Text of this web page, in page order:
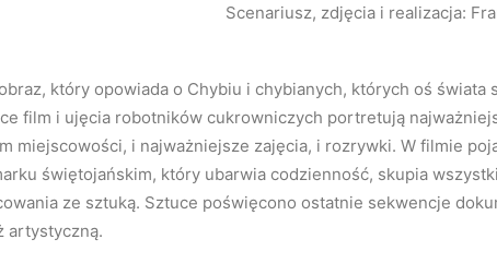
Scenariusz, zdjęcia i realizacja:
który opowiada o Chybiu i chybianych, których oś
film i ujęcia robotników cukrowniczych portretują
miejscowości, i najważniejsze zajęcia, i rozrywki. W filmie
świętojańskim, który ubarwia codzienność, skupia
ze sztuką. Sztuce poświęcono ostatnie sekwencje
artystyczną.